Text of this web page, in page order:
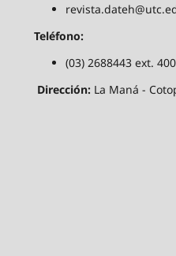
Teléfono:
(03) 2688443 ext. 400
Dirección: La Maná -